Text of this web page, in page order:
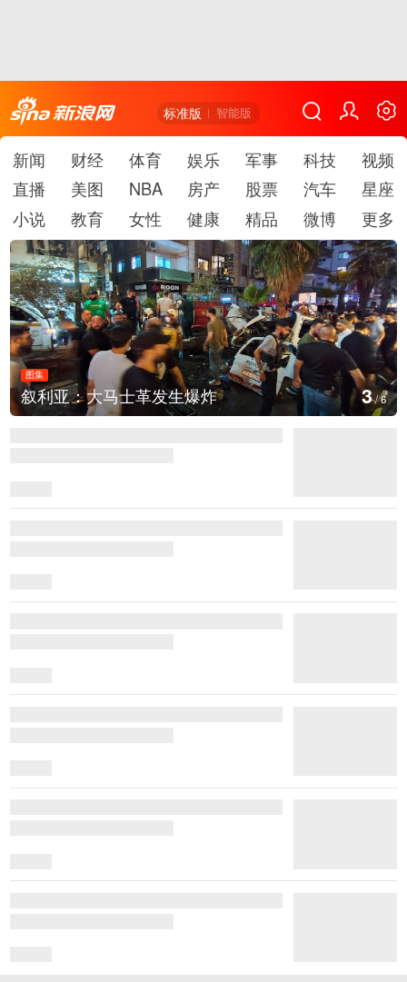
标准版 智能版
新闻 财经 体育 娱乐 军事 科技
视频
直播
美图 NBA 房产 股票 汽车
星座
小说
教育 女性 健康 精品 微博 更多
亚：大马士革发生爆炸
图集
云南
4/6